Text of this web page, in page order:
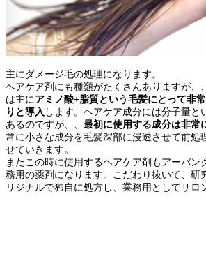
主にダメージ毛の処理になります。
ヘアケア剤にも種類がたくさんありますが、
は主にアミノ酸+脂質という毛髪にとって非
りと導入 します。ヘアケア成分には分子量と
あるのですが、、 最初に使用する成分は非常
常に小さな成分を毛髪深部に浸透させて前処
せていきます。
またこの時に使用するヘアケア剤もアーバン
務用の薬剤になります。こだわり抜いて、研
リジナルで独自に処方し、業務用としてサロ